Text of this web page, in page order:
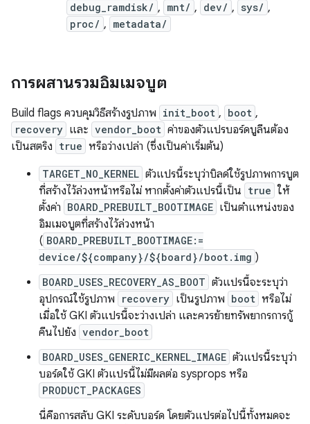
debug_ramdisk/ , mnt/ , dev/ , sys/ ,
proc/ , metadata/
การผสานรวมอิมเมจบูต
Build flags ควบคุมวิธีสร้างรูปภาพ init_boot , boot ,
recovery และ vendor_boot ค่าของตัวแปรบอร์ดบูลีนต้อง
เป็นสตริง true หรือว่างเปล่า (ซึ่งเป็นค่าเริ่มต้น)
TARGET_NO_KERNEL ตัวแปรนี้ระบุว่าบิลด์ใช้รูปภาพการบูต
ที่สร้างไว้ล่วงหน้าหรือไม่ หากตั้งค่าตัวแปรนี้เป็น true ให้
ตั้งค่า BOARD_PREBUILT_BOOTIMAGE เป็นตำแหน่งของ
อิมเมจบูตที่สร้างไว้ล่วงหน้า
( BOARD_PREBUILT_BOOTIMAGE:=
device/${company}/${board}/boot.img )
BOARD_USES_RECOVERY_AS_BOOT ตัวแปรนี้จะระบุว่า
อุปกรณ์ใช้รูปภาพ
recovery เป็นรูปภาพ boot หรือไม่
เมื่อใช้ GKI ตัวแปรนี้จะว่างเปล่า และควรย้ายทรัพยากรการกู้
คืนไปยัง vendor_boot
BOARD_USES_GENERIC_KERNEL_IMAGE ตัวแปรนี้ระบุว่า
บอร์ดใช้ GKI ตัวแปรนี้ไม่มีผลต่อ sysprops หรือ
PRODUCT_PACKAGES
นี่คือการสลับ GKI ระดับบอร์ด โดยตัวแปรต่อไปนี้ทั้งหมดจะ